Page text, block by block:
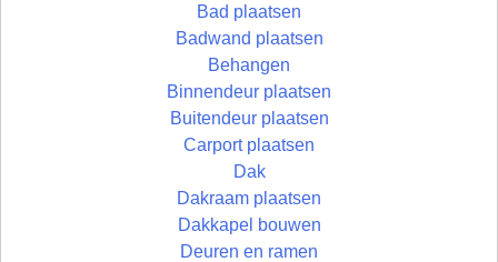
Bad plaatsen
Badwand plaatsen
Behangen
Binnendeur plaatsen
Buitendeur plaatsen
Carport plaatsen
Dak
Dakraam plaatsen
Dakkapel bouwen
Deuren en ramen